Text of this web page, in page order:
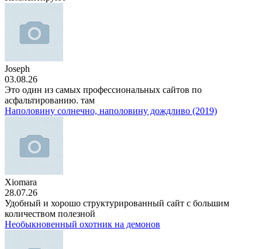
Joseph
03.08.26
Это один из самых профессиональных сайтов по
асфальтированию. там
Наполовину солнечно, наполовину дождливо (2019)
Xiomara
28.07.26
Удобный и хорошо структурированный сайт с большим
количеством полезной
Необыкновенный охотник на демонов